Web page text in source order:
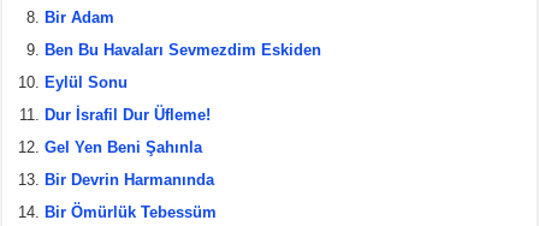
Bir Adam
Ben Bu Havaları Sevmezdim Eskiden
Eylül Sonu
Dur İsrafil Dur Üfleme!
Gel Yen Beni Şahınla
Bir Devrin Harmanında
Bir Ömürlük Tebessüm